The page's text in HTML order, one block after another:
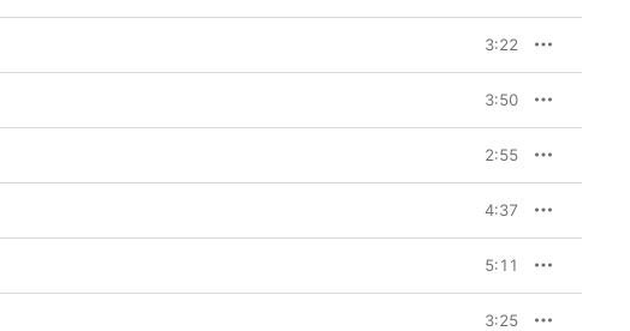
3:22
3:50
2:55
4:37
5:11
3:25